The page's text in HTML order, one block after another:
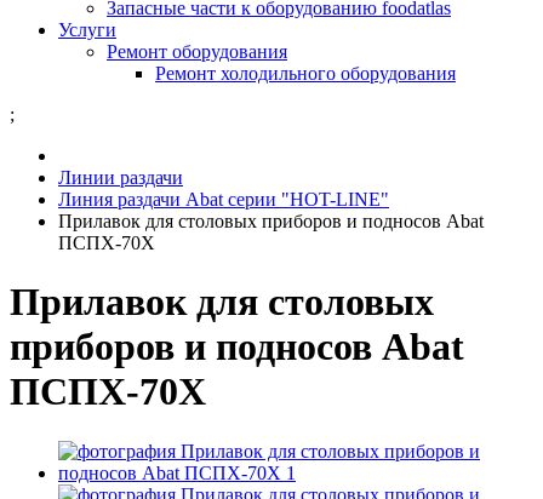
Запасные части к оборудованию foodatlas
Услуги
Ремонт оборудования
Ремонт холодильного оборудования
;
Линии раздачи
Линия раздачи Abat серии "HOT-LINE"
Прилавок для столовых приборов и подносов Abat
ПСПХ-70Х
Прилавок для столовых
приборов и подносов Abat
ПСПХ-70Х